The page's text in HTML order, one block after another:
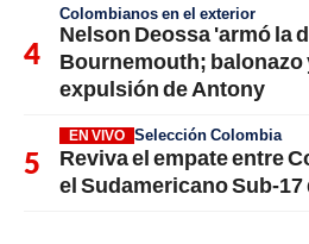
Colombianos en el exterior
Nelson Deossa 'armó la
Bournemouth; balonazo
expulsión de Antony
EN VIVO Selección Colombia
Reviva el empate entre
el Sudamericano Sub-17